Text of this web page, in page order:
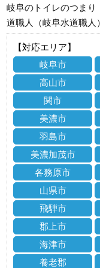
岐阜のトイレのつまり
道職人（岐阜水道職人
【対応エリア】
岐阜市
高山市
関市
美濃市
羽島市
美濃加茂市
各務原市
山県市
飛騨市
郡上市
海津市
養老郡